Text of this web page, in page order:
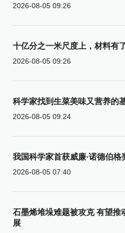
2026-08-05 09:26
十亿分之一米尺度上，材料有
2026-08-05 09:26
科学家找到生菜美味又营养的
2026-08-05 09:24
我国科学家首获威廉·诺德伯格
2026-08-05 07:40
石墨烯堆垛难题被攻克 有望推
展